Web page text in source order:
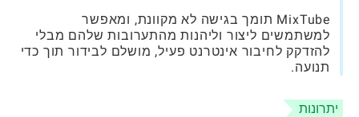
MixTube תומך בגישה לא מקוונת, ומאפשר
למשתמשים ליצור וליהנות מהתערובות שלהם מבלי
להזדקק לחיבור אינטרנט פעיל, מושלם לבידור תוך כדי
תנועה.
יתרונות